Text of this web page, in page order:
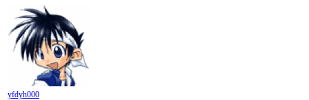
yfdyh000